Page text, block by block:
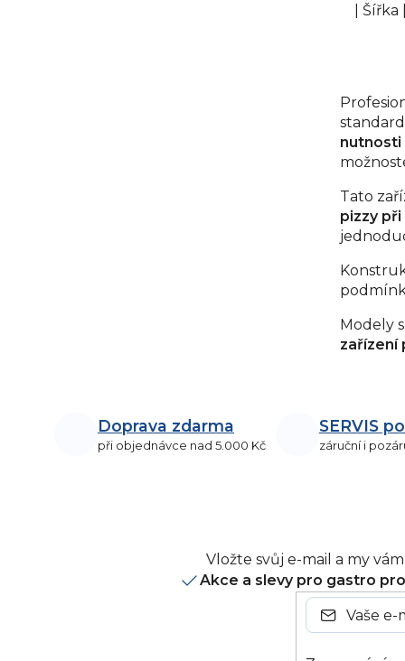
|
v
l
á
d
a
c
í
p
r
k
y
p
i
Tato
pizzy
Modely
zařízení
Doprava zdarma
při objednávce nad 5.000 Kč
SERVIS
záruční i
Vložte svůj e-mail a my
Akce a slevy pro gastro